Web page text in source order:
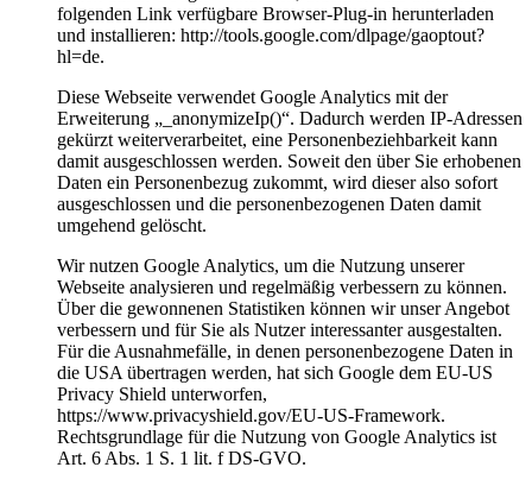
folgenden Link verfügbare Browser-Plug-in herunterladen
und installieren: http://tools.google.com/dlpage/gaoptout?
hl=de.
Diese Webseite verwendet Google Analytics mit der
Erweiterung „_anonymizeIp()“. Dadurch werden IP-Adressen
gekürzt weiterverarbeitet, eine Personenbeziehbarkeit kann
damit ausgeschlossen werden. Soweit den über Sie erhobenen
Daten ein Personenbezug zukommt, wird dieser also sofort
ausgeschlossen und die personenbezogenen Daten damit
umgehend gelöscht.
Wir nutzen Google Analytics, um die Nutzung unserer
Webseite analysieren und regelmäßig verbessern zu können.
Über die gewonnenen Statistiken können wir unser Angebot
verbessern und für Sie als Nutzer interessanter ausgestalten.
Für die Ausnahmefälle, in denen personenbezogene Daten in
die USA übertragen werden, hat sich Google dem EU-US
Privacy Shield unterworfen,
https://www.privacyshield.gov/EU-US-Framework.
Rechtsgrundlage für die Nutzung von Google Analytics ist
Art. 6 Abs. 1 S. 1 lit. f DS-GVO.